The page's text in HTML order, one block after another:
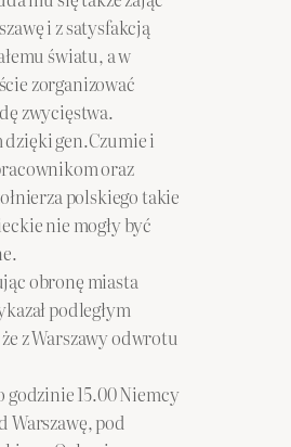
i z satysfakcją
światu, a w
zorganizować
zwycięstwa.
dzięki gen.Czumie i
oraz
polskiego takie
nie mogły być
obronę miasta
podległym
z Warszawy odwrotu
godzinie 15.00 Niemcy
Warszawę, pod